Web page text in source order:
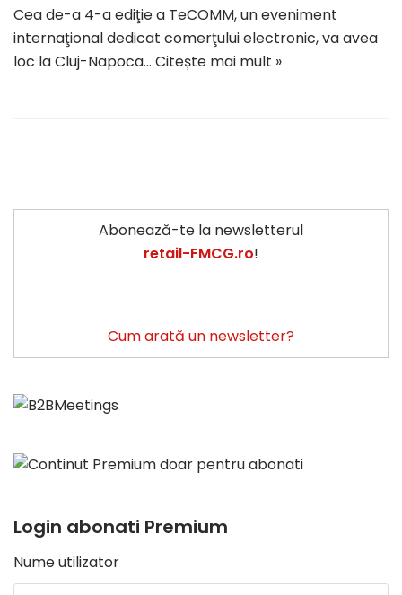
Cea de-a 4-a ediţie a TeCOMM, un eveniment
internaţional dedicat comerţului electronic, va avea
loc la Cluj-Napoca… Citește mai mult »
Abonează-te la newsletterul
retail-FMCG.ro!
Cum arată un newsletter?
Login abonati Premium
Nume utilizator